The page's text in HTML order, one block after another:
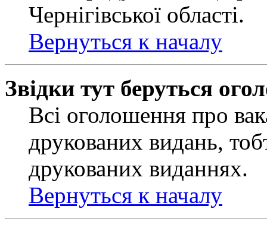
Чернігівської області.
Вернуться к началу
Звідки тут беруться
Всі оголошення про
друкованих видань,
друкованих виданнях.
Вернуться к началу